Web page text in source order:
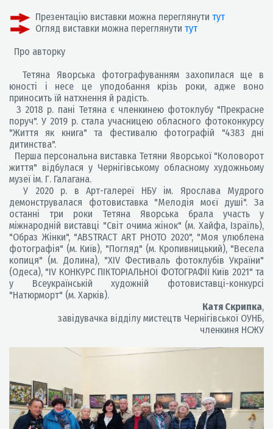
Презентацію виставки можна переглянути тут
Огляд виставки можна переглянути тут
Про авторку
Тетяна Яворська фотографуванням захопилася ще в
юності і несе це уподобання крізь роки, адже воно
приносить їй натхнення й радість.
З 2018 р. пані Тетяна є членкинею фотоклубу "Прекрасне
поруч". У 2019 р. стала учасницею обласного фотоконкурсу
"Життя як книга" та фестивалю фотографій "4383 дні
дитинства".
Перша персональна виставка Тетяни Яворської "Коловорот
життя" відбулася у Чернігівському обласному художньому
музеї ім. Г. Галагана.
У 2020 р. в Арт-галереї НБУ ім. Ярослава Мудрого
демонструвалася фотовиставка "Мелодія моєї душі". За
останні три роки Тетяна Яворська брала участь у
міжнародній виставці "Світ очима жінок" (м. Хайфа, Ізраїль),
"Образ Жінки", "ABSTRACT ART PHOTO 2020", "Моя улюблена
фотографія" (м. Київ), "Погляд" (м. Кропивницький), "Весела
копиця" (м. Долина), "XIV Фестиваль фотоклубів України"
(Одеса), "IV КОНКУРС ПІКТОРІАЛЬНОЇ ФОТОГРАФІЇ Київ 2021" та
у Всеукраїнській художній фотовиставці-конкурсі
"Натюрморт" (м. Харків).
Катя Скрипка,
завідувачка відділу мистецтв Чернігівської ОУНБ,
членкиня НСЖУ